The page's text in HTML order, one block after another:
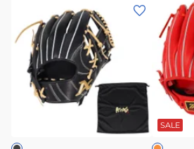
ロ
ロ
ブ
一
グ
ズ)
ブ
ズ)
式
グ
ー
ブ
SALE
オ
レ